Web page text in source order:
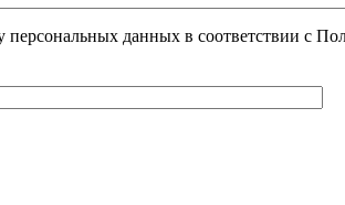
персональных данных в соответствии с